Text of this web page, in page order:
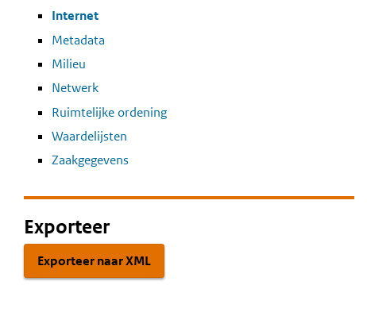
Internet
Metadata
Milieu
Netwerk
Ruimtelijke ordening
Waardelijsten
Zaakgegevens
Exporteer
Exporteer naar XML